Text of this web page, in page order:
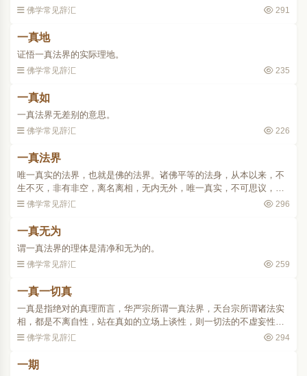
佛学常见辞汇 291
一真地
证悟一真法界的实际理地。
佛学常见辞汇 235
一真如
一真法界无差别的意思。
佛学常见辞汇 226
一真法界
唯一真实的法界，也就是佛的法界。诸佛平等的法身，从本以来，不
生不灭，非有非空，离名离相，无内无外，唯一真实，不可思议，谓
之一真法界。
佛学常见辞汇 296
一真无为
谓一真法界的理体是清净和无为的。
佛学常见辞汇 259
一真一切真
一真是指绝对的真理而言，华严宗所谓一真法界，天台宗所谓诸法实
相，都是不离自性，站在真如的立场上谈性，则一切法的不虚妄性和
不变异性即是真如，故说一真一切真。..
佛学常见辞汇 294
一期